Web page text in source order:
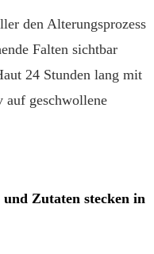
den Alterungsprozess
Falten sichtbar
24 Stunden lang mit
geschwollene
Zutaten stecken in